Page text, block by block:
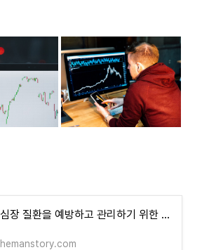
심장 질환을 예방하고 관리하기 위한 7가지 유용한 팁
hemanstory.com